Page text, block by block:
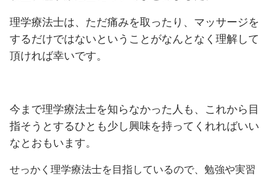
理学療法士は、ただ痛みを取ったり、マッサージを
するだけではないということがなんとなく理解して
頂ければ幸いです。
今まで理学療法士を知らなかった人も、これから目
指そうとするひとも少し興味を持ってくれればいい
なとおもいます。
せっかく理学療法士を目指しているので、勉強や実習